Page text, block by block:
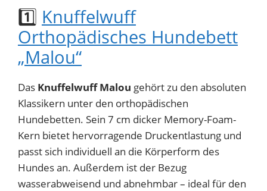
1️⃣ Knuffelwuff
Orthopädisches Hundebett
„Malou“
Das Knuffelwuff Malou gehört zu den absoluten
Klassikern unter den orthopädischen
Hundebetten. Sein 7 cm dicker Memory-Foam-
Kern bietet hervorragende Druckentlastung und
passt sich individuell an die Körperform des
Hundes an. Außerdem ist der Bezug
wasserabweisend und abnehmbar – ideal für den